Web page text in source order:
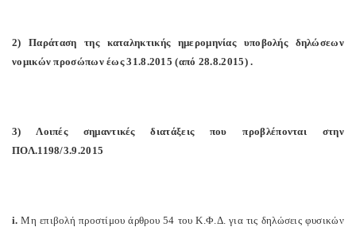
2) Παράταση της καταληκτικής ημερομηνίας υποβολής δηλώσεων
νομικών προσώπων έως 31.8.2015 (από 28.8.2015) .
3) Λοιπές σημαντικές διατάξεις που προβλέπονται στην
ΠΟΛ.1198/3.9.2015
i. Μη επιβολή προστίμου άρθρου 54 του Κ.Φ.Δ. για τις δηλώσεις φυσικών